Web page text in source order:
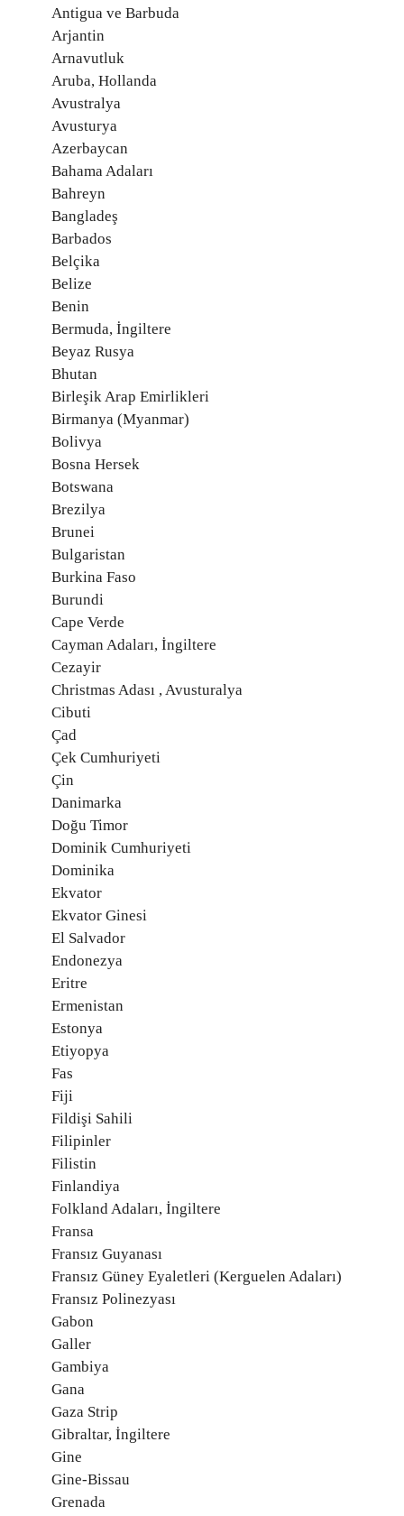
Antigua ve Barbuda
Arjantin
Arnavutluk
Aruba, Hollanda
Avustralya
Avusturya
Azerbaycan
Bahama Adaları
Bahreyn
Bangladeş
Barbados
Belçika
Belize
Benin
Bermuda, İngiltere
Beyaz Rusya
Bhutan
Birleşik Arap Emirlikleri
Birmanya (Myanmar)
Bolivya
Bosna Hersek
Botswana
Brezilya
Brunei
Bulgaristan
Burkina Faso
Burundi
Cape Verde
Cayman Adaları, İngiltere
Cezayir
Christmas Adası , Avusturalya
Cibuti
Çad
Çek Cumhuriyeti
Çin
Danimarka
Doğu Timor
Dominik Cumhuriyeti
Dominika
Ekvator
Ekvator Ginesi
El Salvador
Endonezya
Eritre
Ermenistan
Estonya
Etiyopya
Fas
Fiji
Fildişi Sahili
Filipinler
Filistin
Finlandiya
Folkland Adaları, İngiltere
Fransa
Fransız Guyanası
Fransız Güney Eyaletleri (Kerguelen Adaları)
Fransız Polinezyası
Gabon
Galler
Gambiya
Gana
Gaza Strip
Gibraltar, İngiltere
Gine
Gine-Bissau
Grenada